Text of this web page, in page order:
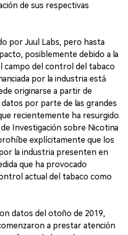
de sus respectivas
por Juul Labs, pero hasta
posiblemente debido a la
campo del control del tabaco
por la industria está
originarse a partir de
por parte de las grandes
recientemente ha resurgido.
Investigación sobre Nicotina
explícitamente que los
la industria presenten en
que ha provocado
actual del tabaco como
datos del otoño de 2019,
a prestar atención